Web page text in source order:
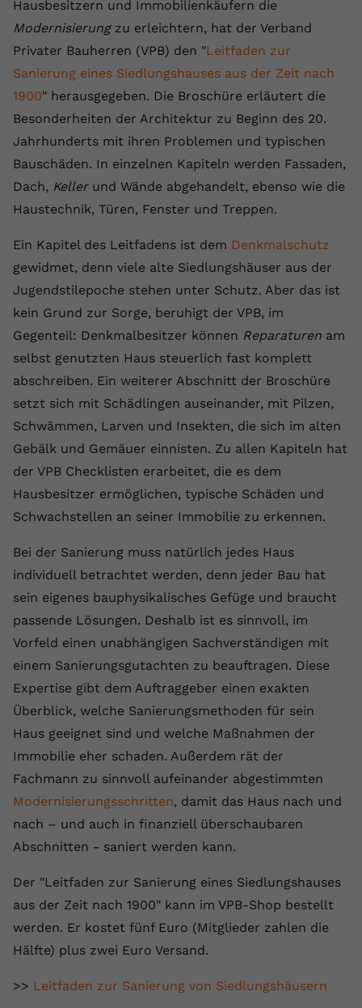
Hausbesitzern und Immobilienkäufern die
Modernisierungzu erleichtern, hat der Verband
Privater Bauherren (VPB) den "Leitfaden zur
Sanierung eines Siedlungshauses aus der Zeit nach
1900" herausgegeben. Die Broschüre erläutert die
Besonderheiten der Architektur zu Beginn des 20.
Jahrhunderts mit ihren Problemen und typischen
Bauschäden. In einzelnen Kapiteln werden Fassaden,
Dach, Kellerund Wände abgehandelt, ebenso wie die
Haustechnik, Türen, Fenster und Treppen.
Ein Kapitel des Leitfadens ist dem Denkmalschutz
gewidmet, denn viele alte Siedlungshäuser aus der
Jugendstilepoche stehen unter Schutz. Aber das ist
kein Grund zur Sorge, beruhigt der VPB, im
Gegenteil: Denkmalbesitzer können Reparaturen am
selbst genutzten Haus steuerlich fast komplett
abschreiben. Ein weiterer Abschnitt der Broschüre
setzt sich mit Schädlingen auseinander, mit Pilzen,
Schwämmen, Larven und Insekten, die sich im alten
Gebälk und Gemäuer einnisten. Zu allen Kapiteln hat
der VPB Checklisten erarbeitet, die es dem
Hausbesitzer ermöglichen, typische Schäden und
Schwachstellen an seiner Immobilie zu erkennen.
Bei der Sanierung muss natürlich jedes Haus
individuell betrachtet werden, denn jeder Bau hat
sein eigenes bauphysikalisches Gefüge und braucht
passende Lösungen. Deshalb ist es sinnvoll, im
Vorfeld einen unabhängigen Sachverständigen mit
einem Sanierungsgutachten zu beauftragen. Diese
Expertise gibt dem Auftraggeber einen exakten
Überblick, welche Sanierungsmethoden für sein
Haus geeignet sind und welche Maßnahmen der
Immobilie eher schaden. Außerdem rät der
Fachmann zu sinnvoll aufeinander abgestimmten
Modernisierungsschritten, damit das Haus nach und
nach – und auch in finanziell überschaubaren
Abschnitten - saniert werden kann.
Der "Leitfaden zur Sanierung eines Siedlungshauses
aus der Zeit nach 1900" kann im VPB-Shop bestellt
werden. Er kostet fünf Euro (Mitglieder zahlen die
Hälfte) plus zwei Euro Versand.
>> Leitfaden zur Sanierung von Siedlungshäusern
Laufzeit 1 Jahr
Zweck
Dieser Wert speichert Ihre Consent-
Einstellungen. Unter anderem eine
zufällig generierte ID, für die
historische Speicherung Ihrer
Webseiten-Betreiber dies eingestellt
hat.
Name fe_typo_user
Laufzeit Session
Zweck
Speicherung von
Benutzereinstellungen zu ermöglichen.
Zweck
wiederzuerkennen und statistische
Informationen zur Nutzung der
Website zu erfassen.
Name _gcl au
Laufzeit 90 Tage
Zweck
Conversion-Tracking verwendet, um
Werbeklicks der Nutzung auf unserer
Website zuzuordnen.
Cookie-Informationen anzeigen
Externe Inhalte
Wir verwenden auf unserer Website externe Inhalte,
Name vuid
Laufzeit 2 Jahre
Zweck
Tracking-Informationen zu sammeln,
indem es eine eindeutige ID zum
Einbetten von Videos auf der Website
setzt.
Anbieter youtube.com
Zweck
YouTube setzt dieses Cookie über
eingebettete YouTube-Videos und
registriert anonyme statistische Daten.
Anbieter Youtube.com
Laufzeit Session
Zweck
YouTube setzt diesen Cookie, um die
Videopräferenzen des Benutzers zu
Videos verwendet.
Name yt.innertube::requests
Anbieter youtube.com
Laufzeit Session
Zweck
Dieser von YouTube gesetzte Cookie
Daten darüber zu speichern, welche
Videos von YouTube der Nutzer
gesehen hat.
Cookie-Informationen anzeigen